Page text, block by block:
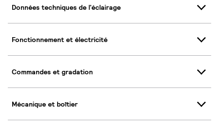
Données techniques de l'éclairage
Fonctionnement et électricité
Commandes et gradation
Mécanique et boîtier